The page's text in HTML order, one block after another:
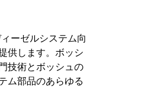
ーゼルシステム向
供します。ボッシ
技術とボッシュの
ム部品のあらゆる